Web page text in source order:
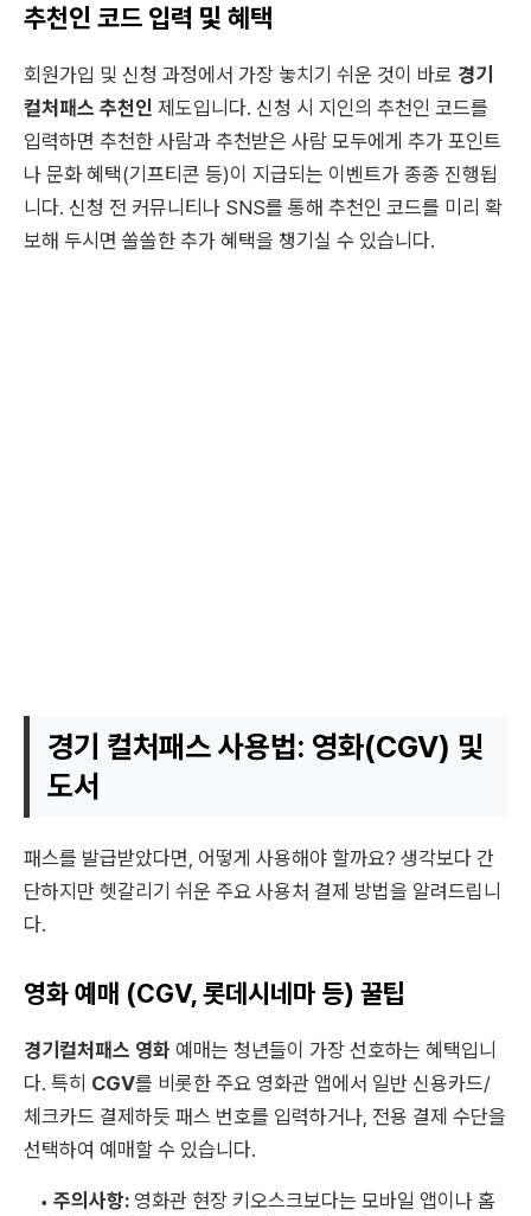
추천인 코드 입력 및 혜택
회원가입 및 신청 과정에서 가장 놓치기 쉬운 것이 바로 경기
컬처패스 추천인 제도입니다. 신청 시 지인의 추천인 코드를
입력하면 추천한 사람과 추천받은 사람 모두에게 추가 포인트
나 문화 혜택(기프티콘 등)이 지급되는 이벤트가 종종 진행됩
니다. 신청 전 커뮤니티나 SNS를 통해 추천인 코드를 미리 확
보해 두시면 쏠쏠한 추가 혜택을 챙기실 수 있습니다.
경기 컬처패스 사용법: 영화(CGV) 및
도서
패스를 발급받았다면, 어떻게 사용해야 할까요? 생각보다 간
단하지만 헷갈리기 쉬운 주요 사용처 결제 방법을 알려드립니
다.
영화 예매 (CGV, 롯데시네마 등) 꿀팁
경기컬처패스 영화 예매는 청년들이 가장 선호하는 혜택입니
다. 특히 CGV를 비롯한 주요 영화관 앱에서 일반 신용카드/
체크카드 결제하듯 패스 번호를 입력하거나, 전용 결제 수단을
선택하여 예매할 수 있습니다.
주의사항: 영화관 현장 키오스크보다는 모바일 앱이나 홈